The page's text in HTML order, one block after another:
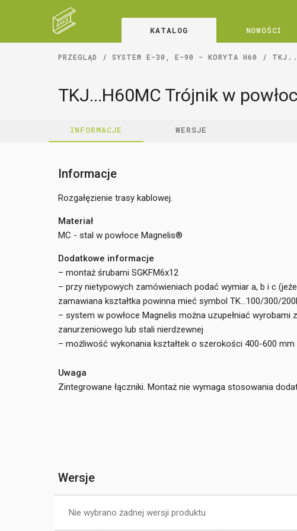
KATALOG NOWOŚCI
PRZEGLĄD SYSTEM E-30, E-90 - KORYTA H60
TKJ...H60MC Trójnik w
INFORMACJE WERSJE
Informacje
Rozgałęzienie trasy kablowej.
Materiał
MC - stal w powłoce Magnelis®
Dodatkowe informacje
– montaż śrubami SGKFM6x12
– przy nietypowych zamówieniach podać wymiar a, b i c
zamawiana kształtka powinna mieć symbol TK...100/300/
– system w powłoce Magnelis można uzupełniać wyrobami
zanurzeniowego lub stali nierdzewnej
– możliwość wykonania kształtek o szerokości 400-600
Uwaga
Zintegrowane łączniki. Montaż nie wymaga stosowania
Wersje
Nie wybrano żadnej wersji produktu